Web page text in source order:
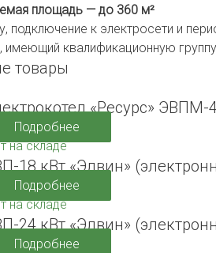
площадь — до 360 м²
подключение к электросети и
имеющий квалификационную
товары
«Ресурс» ЭВПМ-
Подробнее
на складе
18 кВт «Элвин»
Подробнее
на складе
24 кВт «Элвин»
Подробнее